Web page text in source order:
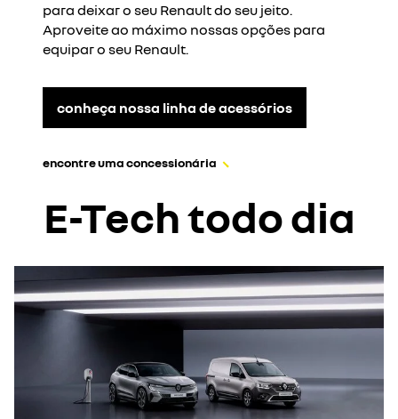
para deixar o seu Renault do seu jeito.
Aproveite ao máximo nossas opções para
equipar o seu Renault.
conheça nossa linha de acessórios
encontre uma concessionária
E-Tech todo dia